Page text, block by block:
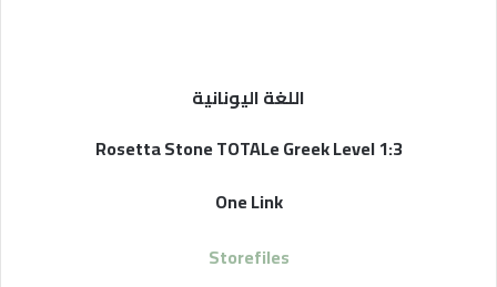
اللغة اليونانية
Rosetta Stone TOTALe Greek Level 1:3
One Link
Storefiles